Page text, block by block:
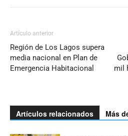
Artículo anterior
Región de Los Lagos supera
media nacional en Plan de
Emergencia Habitacional
mil
Artículos relacionados Más